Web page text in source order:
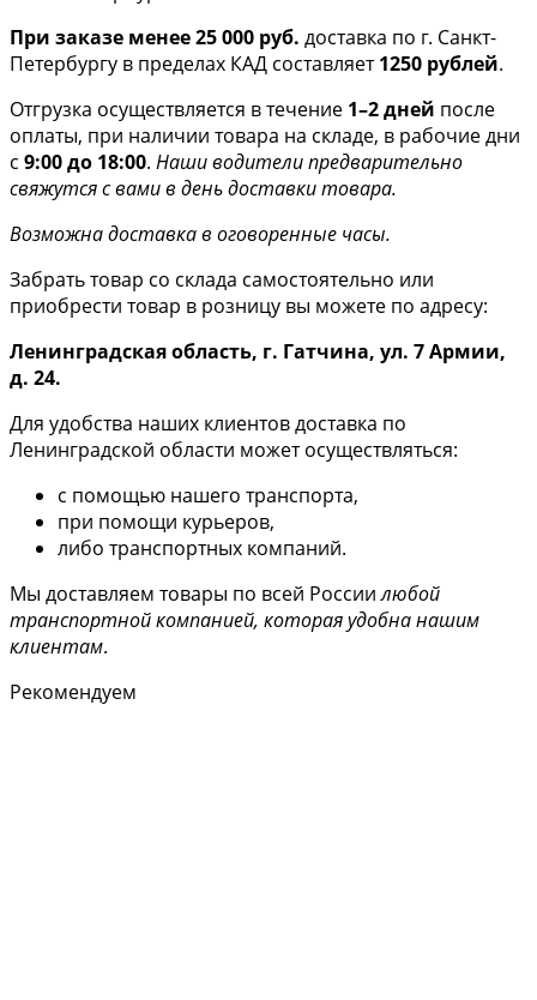
При заказе менее 25 000 руб. доставка по г. Санкт-
Петербургу в пределах КАД составляет1250 рублей.
Отгрузка осуществляется в течение 1–2 дней после
оплаты, при наличии товара на складе, в рабочие дни
с 9:00 до 18:00. Наши водители предварительно
свяжутся с вами в день доставки товара.
Возможна доставка в оговоренные часы.
Забрать товар со склада самостоятельно или
приобрести товар в розницу вы можете по адресу:
Ленинградская область, г. Гатчина, ул. 7 Армии,
д. 24.
Для удобства наших клиентов доставка по
Ленинградской области может осуществляться:
с помощью нашего транспорта,
при помощи курьеров,
либо транспортных компаний.
Мы доставляем товары по всей Россиилюбой
транспортной компанией, которая удобна нашим
клиентам.
Рекомендуем